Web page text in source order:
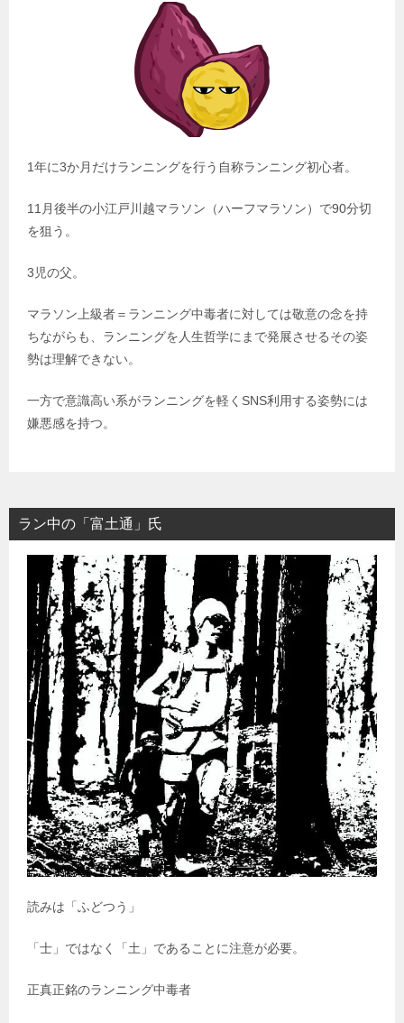
1年に3か月だけランニングを行う自称ランニング初心者。
11月後半の小江戸川越マラソン（ハーフマラソン）で90分切
を狙う。
3児の父。
マラソン上級者＝ランニング中毒者に対しては敬意の念を持
ちながらも、ランニングを人生哲学にまで発展させるその姿
勢は理解できない。
一方で意識高い系がランニングを軽くSNS利用する姿勢には
嫌悪感を持つ。
ラン中の「富土通」氏
読みは「ふどつう」
「士」ではなく「土」であることに注意が必要。
正真正銘のランニング中毒者